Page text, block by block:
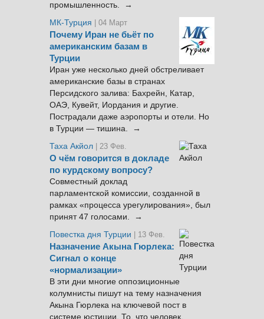
промышленность. →
МК-Турция
| 04 Март
Почему Иран не бьёт по
американским базам в
Турции
Иран уже несколько дней обстреливает
американские базы в странах
Персидского залива: Бахрейн, Катар,
ОАЭ, Кувейт, Иордания и другие.
Пострадали даже аэропорты и отели. Но
в Турции — тишина. →
Таха Акйол | 23 Фев.
О чём говорится в докладе
по курдскому вопросу?
Совместный доклад
парламентской комиссии, созданной в
рамках «процесса урегулирования», был
принят 47 голосами. →
Повестка дня Турции
| 13 Фев.
Назначение Акына Гюрлека:
Сигнал о конце
«нормализации»
В эти дни многие оппозиционные
колумнисты пишут на тему назначения
Акына Гюрлека на ключевой пост в
системе юстиции. То, что человек,